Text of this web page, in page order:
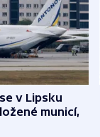
v Lipsku
municí,